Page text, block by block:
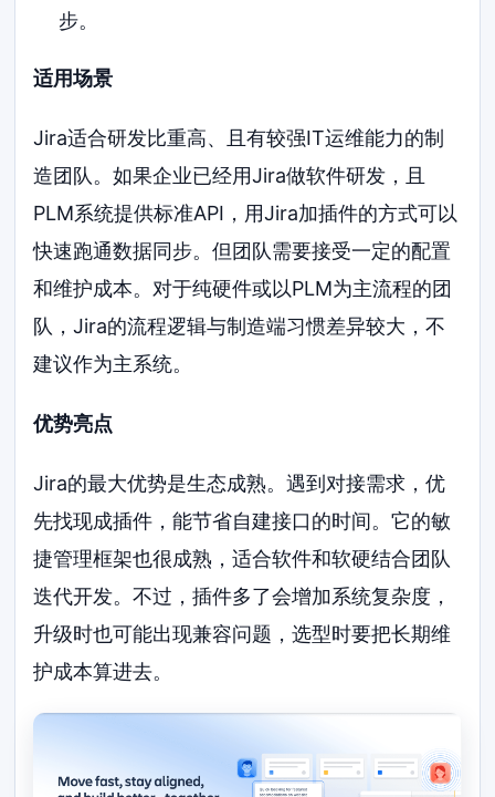
步。
适用场景
Jira适合研发比重高、且有较强IT运维能力的制
造团队。如果企业已经用Jira做软件研发，且
PLM系统提供标准API，用Jira加插件的方式可以
快速跑通数据同步。但团队需要接受一定的配置
和维护成本。对于纯硬件或以PLM为主流程的团
队，Jira的流程逻辑与制造端习惯差异较大，不
建议作为主系统。
优势亮点
Jira的最大优势是生态成熟。遇到对接需求，优
先找现成插件，能节省自建接口的时间。它的敏
捷管理框架也很成熟，适合软件和软硬结合团队
迭代开发。不过，插件多了会增加系统复杂度，
升级时也可能出现兼容问题，选型时要把长期维
护成本算进去。